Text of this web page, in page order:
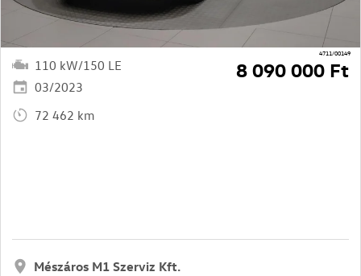
4711/00149
110 kW/150 LE
03/2023
72 462 km
8 090 000 Ft
Mészáros M1 Szerviz Kft.